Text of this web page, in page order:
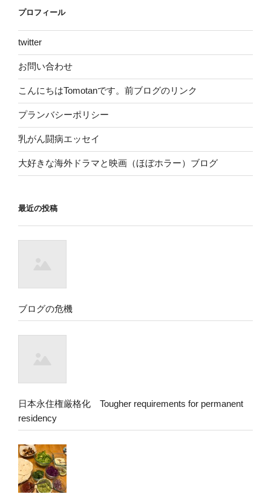
プロフィール
twitter
お問い合わせ
こんにちはTomotanです。前ブログのリンク
プランバシーポリシー
乳がん闘病エッセイ
大好きな海外ドラマと映画（ほぼホラー）ブログ
最近の投稿
ブログの危機
日本永住権厳格化 Tougher requirements for permanent
residency